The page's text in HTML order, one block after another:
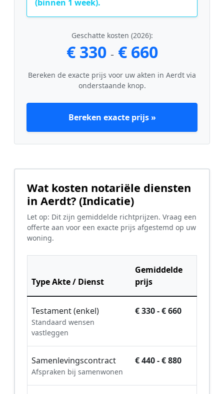
(binnen 1 week).
Geschatte kosten (2026):
€ 330 - € 660
Bereken de exacte prijs voor uw akten in Aerdt via
onderstaande knop.
Bereken exacte prijs »
Wat kosten notariële diensten
in Aerdt? (Indicatie)
Let op: Dit zijn gemiddelde richtprijzen. Vraag een
offerte aan voor een exacte prijs afgestemd op uw
woning.
Type Akte / Dienst
Gemiddelde
prijs
Testament (enkel)
Standaard wensen
vastleggen
€ 330 - € 660
Samenlevingscontract
Afspraken bij samenwonen
€ 440 - € 880